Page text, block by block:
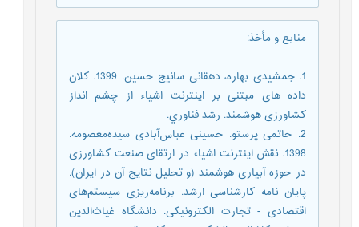
منابع و مأخذ:
1. جمشیدی بهاره، دهقانی سانیج حسین. 1399. کلان
داده های مبتنی بر اینترنت اشیاء از چشم انداز
کشاورزی هوشمند. رشد فناوري.
2. حاتمی پرستو. حسینی عباس‌آبادی سیده‌معصومه.
1398. نقش اینترنت اشیاء در ارتقای صنعت کشاورزی
در حوزه آبیاری هوشمند (و تحلیل نتایج آن در ایران).
پایان نامه کارشناسی ارشد. برنامه‌ریزی سیستم‌های
اقتصادی - تجارت الکترونیکی. دانشگاه غیاث‌الدین